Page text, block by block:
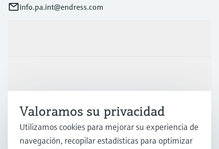
info.pa.int@endress.com
Soporte
Compañía
Valoramos su privacidad
Utilizamos cookies para mejorar su experiencia de
navegación, recopilar estadísticas para optimizar